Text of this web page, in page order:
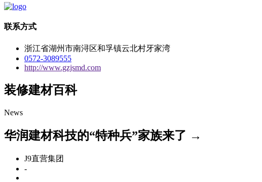
联系方式
浙江省湖州市南浔区和孚镇云北村牙家湾
0572-3089555
http://www.gzjsmd.com
装修建材百科
News
华润建材科技的“特种兵”家族来了 →
J9直营集团
-